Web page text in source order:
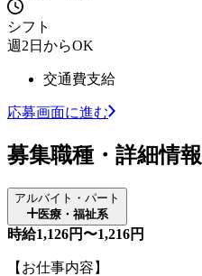
シフト
週2日からOK
交通費支給
応募画面に進む
募集職種・詳細情報
アルバイト・パート
医療・福祉系
時給1,126円〜1,216円
【お仕事内容】